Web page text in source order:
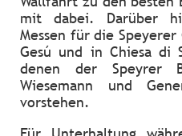
mit dabei. Darüber
Messen für die
Gesú und in Chiesa di
denen der Speyrer
Wiesemann und
vorstehen.